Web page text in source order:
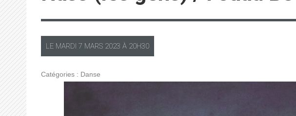
LE MARDI 7 MARS 2023 À 20H30
Catégories : Danse